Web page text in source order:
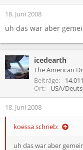
18. Juni 2008
uh das war aber
icedearth
The American
Beiträge
14.011
Ort
USA/
18. Juni 2008
koessa schrieb:
uh das war aber